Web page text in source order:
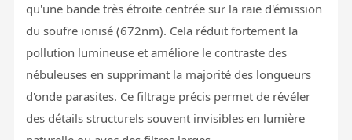
qu'une bande très étroite centrée sur la raie d'émission
du soufre ionisé (672nm). Cela réduit fortement la
pollution lumineuse et améliore le contraste des
nébuleuses en supprimant la majorité des longueurs
d'onde parasites. Ce filtrage précis permet de révéler
des détails structurels souvent invisibles en lumière